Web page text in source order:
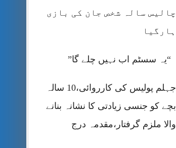
چالیس سالہ شخص جان کی بازی
ہارگیا
“یہ سسٹم اب نہیں چلے گا”
جہلم پولیس کی کارروائی،10 سالہ
بچے کو جنسی زیادتی کا نشانہ بنانے
والا ملزم گرفتار،مقدمہ درج